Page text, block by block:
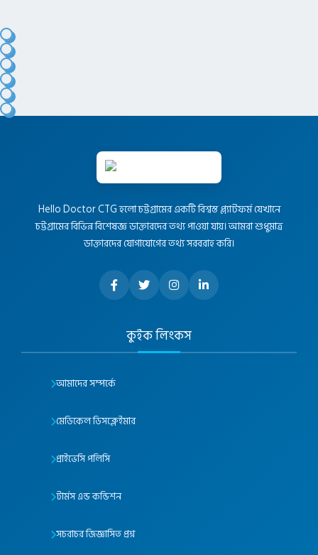
Hello Doctor CTG হলো চট্টগ্রামের একটি বিশ্বস্ত প্ল্যাটফর্ম যেখানে
চট্টগ্রামের বিভিন্ন বিশেষজ্ঞ ডাক্তারদের তথ্য পাওয়া যায়। আমরা শুধুমাত্র
ডাক্তারদের যোগাযোগের তথ্য সরবরাহ করি।
কুইক লিংকস
আমাদের সম্পর্কে
মেডিকেল ডিসক্লেইমার
প্রাইভেসি পলিসি
টার্মস এন্ড কন্ডিশন
সচরাচর জিজ্ঞাসিত প্রশ্ন